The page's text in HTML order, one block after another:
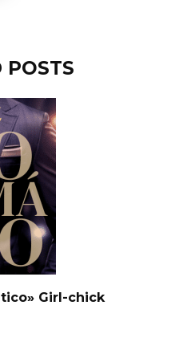
POSTS
Girl-chick